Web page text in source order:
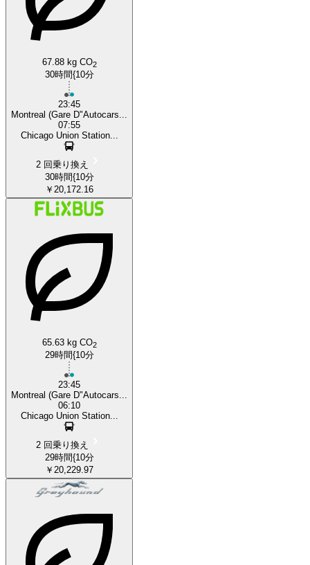
67.88 kg CO2
30時間{10分
23:45
Montreal (Gare D"Autocars...
07:55
Chicago Union Station...
2 回乗り換え
30時間{10分
￥20,172.16
65.63 kg CO2
29時間{10分
23:45
Montreal (Gare D"Autocars...
06:10
Chicago Union Station...
2 回乗り換え
29時間{10分
￥20,229.97